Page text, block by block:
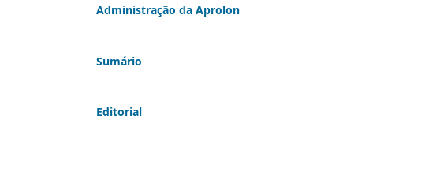
Administração da Aprolon
Sumário
Editorial